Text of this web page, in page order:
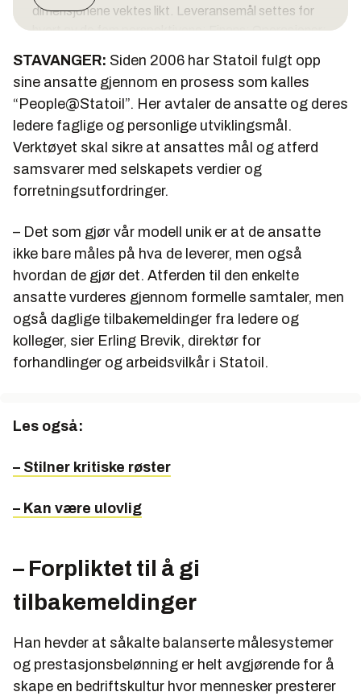
dimensjonene vektes likt. Leveransemål settes for
hvert av de fem perspektivene: Finans; Operasjoner;
perspektiv settes både langsiktige strategiske mål
og mer kortsiktige mål samt prestasjonsindikatorer
(Key Performance Indicators KPI). Det avtales også
et sett med aksjoner. Atferdsmålene tar
utgangspunkt i Statoils verdigrunnlag og
ledelsesprinsipper og omhandler den type adferd
som forventes og kreves i arbeidet med å oppnå
evaluering av individuelle mål kvalitetsikres gjennom
en endelig godkjenning av leders leder
STAVANGER: Siden 2006 har Statoil fulgt opp
sine ansatte gjennom en prosess som kalles
“People@Statoil”. Her avtaler de ansatte og deres
ledere faglige og personlige utviklingsmål.
Verktøyet skal sikre at ansattes mål og atferd
samsvarer med selskapets verdier og
forretningsutfordringer.
– Det som gjør vår modell unik er at de ansatte
ikke bare måles på hva de leverer, men også
hvordan de gjør det. Atferden til den enkelte
ansatte vurderes gjennom formelle samtaler, men
også daglige tilbakemeldinger fra ledere og
kolleger, sier Erling Brevik, direktør for
forhandlinger og arbeidsvilkår i Statoil.
Les også:
– Stilner kritiske røster
– Kan være ulovlig
– Forpliktet til å gi
tilbakemeldinger
Han hevder at såkalte balanserte målesystemer
og prestasjonsbelønning er helt avgjørende for å
skape en bedriftskultur hvor mennesker presterer